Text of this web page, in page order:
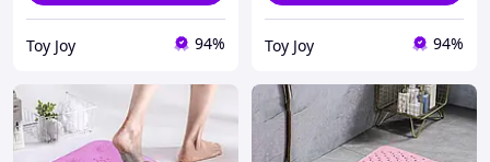
Toy Joy 94% Toy Joy 94%